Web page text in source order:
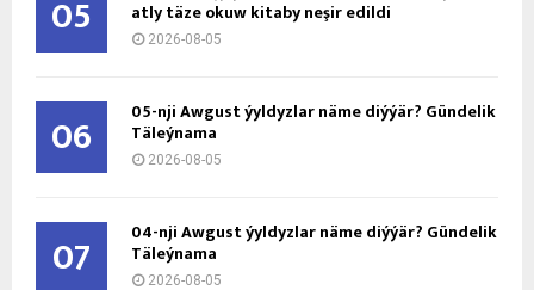
05 atly täze okuw kitaby neşir edildi
2026-08-05
06 05-nji Awgust ýyldyzlar näme diýýär? Gündelik
Täleýnama
2026-08-05
07 04-nji Awgust ýyldyzlar näme diýýär? Gündelik
Täleýnama
2026-08-05